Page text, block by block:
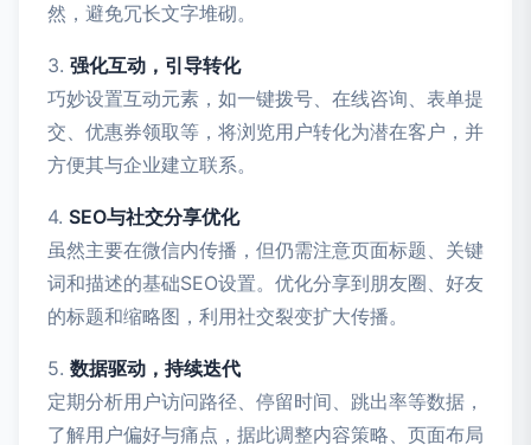
然，避免冗长文字堆砌。
3. 强化互动，引导转化
巧妙设置互动元素，如一键拨号、在线咨询、表单提
交、优惠券领取等，将浏览用户转化为潜在客户，并
方便其与企业建立联系。
4. SEO与社交分享优化
虽然主要在微信内传播，但仍需注意页面标题、关键
词和描述的基础SEO设置。优化分享到朋友圈、好友
的标题和缩略图，利用社交裂变扩大传播。
5. 数据驱动，持续迭代
定期分析用户访问路径、停留时间、跳出率等数据，
了解用户偏好与痛点，据此调整内容策略、页面布局